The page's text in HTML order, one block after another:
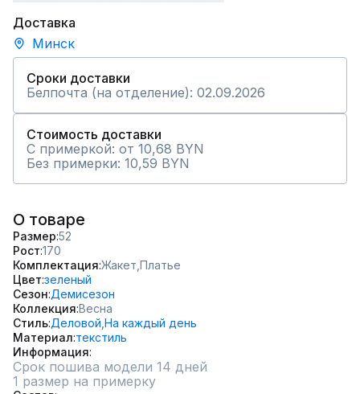
Доставка
Минск
Сроки доставки
Белпочта (на отделение): 02.09.2026
Стоимость доставки
С примеркой: от 10,68 BYN
Без примерки: 10,59 BYN
О товаре
Размер 52
Рост 170
Комплектация Жакет, Платье
Цвет зеленый
Сезон Демисезон
Коллекция Весна
Стиль Деловой, На каждый день
Материал текстиль
Информация
Срок пошива модели 14 дней
1 размер на примерку